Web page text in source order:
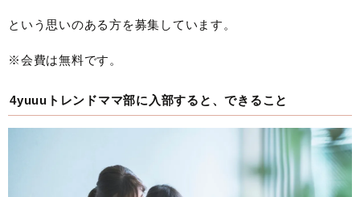
という思いのある方を募集しています。
※会費は無料です。
4yuuuトレンドママ部に入部すると、できること